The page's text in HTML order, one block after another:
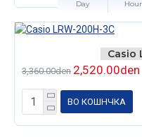
Day Hour
Casio
3,360.00den 2,520.00den
ВО КОШНЧКА